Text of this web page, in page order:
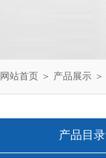
网站首页 ＞ 产品展示 ＞
产品目录